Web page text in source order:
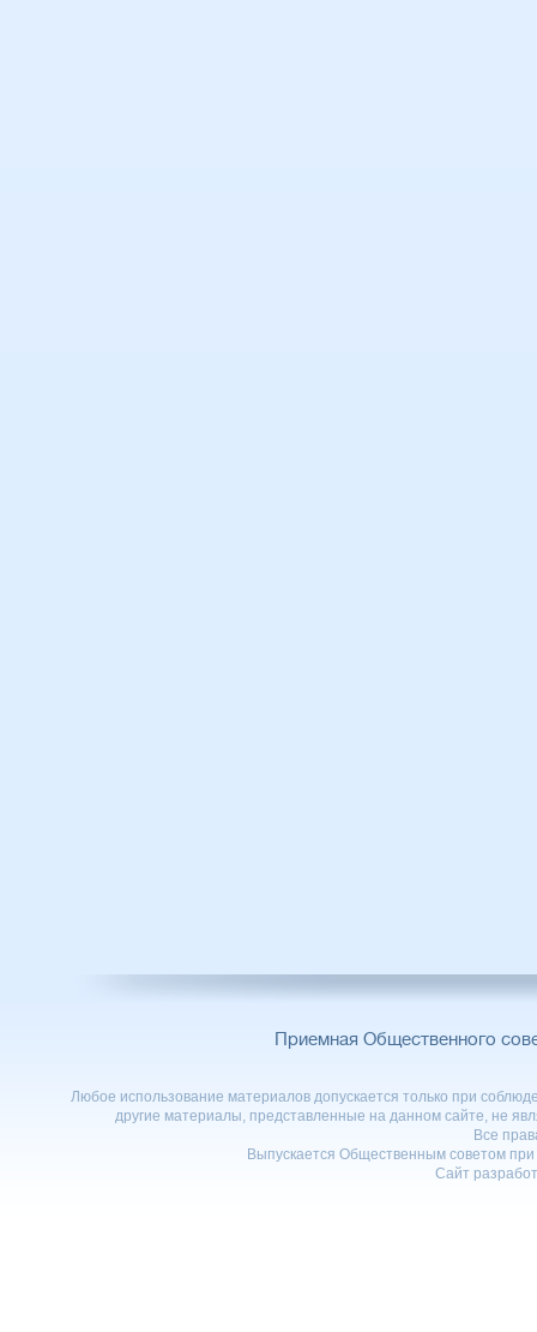
Приемная Общественного
Любое использование материалов допускается только при
другие материалы, представленные на данном сайте, не
Все
Выпускается Общественным советом
Сайт